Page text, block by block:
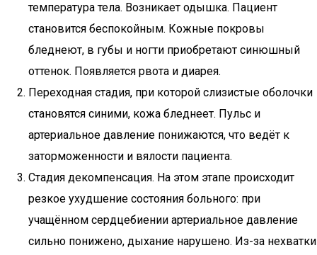
температура тела. Возникает одышка. Пациент
становится беспокойным. Кожные покровы
бледнеют, в губы и ногти приобретают синюшный
оттенок. Появляется рвота и диарея.
Переходная стадия, при которой слизистые оболочки
становятся синими, кожа бледнеет. Пульс и
артериальное давление понижаются, что ведёт к
заторможенности и вялости пациента.
Стадия декомпенсация. На этом этапе происходит
резкое ухудшение состояния больного: при
учащённом сердцебиении артериальное давление
сильно понижено, дыхание нарушено. Из-за нехватки